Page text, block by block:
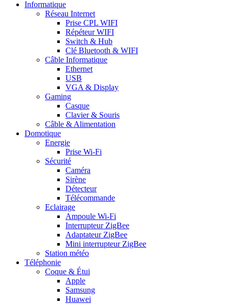
Informatique
Réseau Internet
Prise CPL WIFI
Répéteur WIFI
Switch & Hub
Clé Bluetooth & WIFI
Câble Informatique
Ethernet
USB
VGA & Display
Gaming
Casque
Clavier & Souris
Câble & Alimentation
Domotique
Energie
Prise Wi-Fi
Sécurité
Caméra
Sirène
Détecteur
Télécommande
Eclairage
Ampoule Wi-Fi
Interrupteur ZigBee
Adaptateur ZigBee
Mini interrupteur ZigBee
Station météo
Téléphonie
Coque & Étui
Apple
Samsung
Huawei